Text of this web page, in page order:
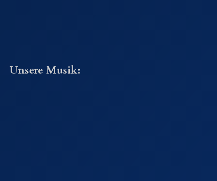
Unsere Musik: